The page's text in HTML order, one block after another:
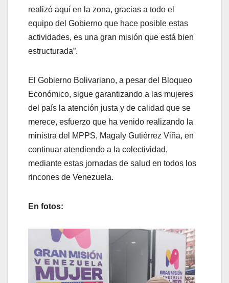
realizó aquí en la zona, gracias a todo el
equipo del Gobierno que hace posible estas
actividades, es una gran misión que está bien
estructurada”.
El Gobierno Bolivariano, a pesar del Bloqueo
Económico, sigue garantizando a las mujeres
del país la atención justa y de calidad que se
merece, esfuerzo que ha venido realizando la
ministra del MPPS, Magaly Gutiérrez Viña, en
continuar atendiendo a la colectividad,
mediante estas jornadas de salud en todos los
rincones de Venezuela.
En fotos: